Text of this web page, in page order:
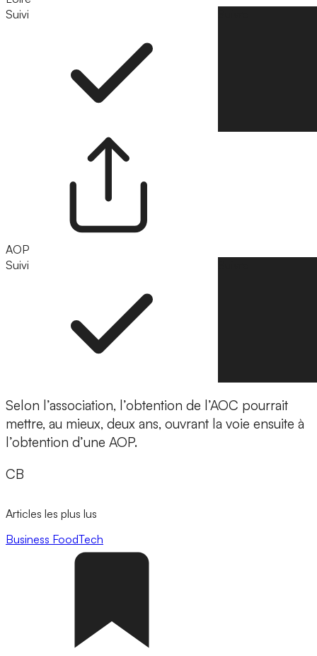
Suivi
AOP
Suivi
Selon l’association, l’obtention de l’AOC pourrait
mettre, au mieux, deux ans, ouvrant la voie ensuite à
l’obtention d’une AOP.
CB
Articles les plus lus
Business FoodTech